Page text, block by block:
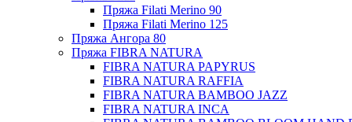
Пряжа Filati Merino 90
Пряжа Filati Merino 125
Пряжа Ангора 80
Пряжа FIBRA NATURA
FIBRA NATURA PAPYRUS
FIBRA NATURA RAFFIA
FIBRA NATURA BAMBOO JAZZ
FIBRA NATURA INCA